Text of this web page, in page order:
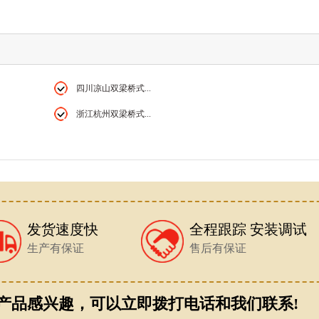
四川凉山双梁桥式...
浙江杭州双梁桥式...
发货速度快
生产有保证
全程跟踪 安装调试
售后有保证
品感兴趣，可以立即拨打电话和我们联系!